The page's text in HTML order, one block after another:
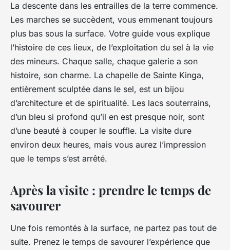
La descente dans les entrailles de la terre commence.
Les marches se succèdent, vous emmenant toujours
plus bas sous la surface. Votre guide vous explique
l’histoire de ces lieux, de l’exploitation du sel à la vie
des mineurs. Chaque salle, chaque galerie a son
histoire, son charme. La chapelle de Sainte Kinga,
entièrement sculptée dans le sel, est un bijou
d’architecture et de spiritualité. Les lacs souterrains,
d’un bleu si profond qu’il en est presque noir, sont
d’une beauté à couper le souffle. La visite dure
environ deux heures, mais vous aurez l’impression
que le temps s’est arrêté.
Après la visite : prendre le temps de
savourer
Une fois remontés à la surface, ne partez pas tout de
suite. Prenez le temps de savourer l’expérience que